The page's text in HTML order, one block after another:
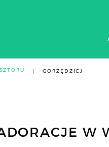
GORZĘDZIEJ
W